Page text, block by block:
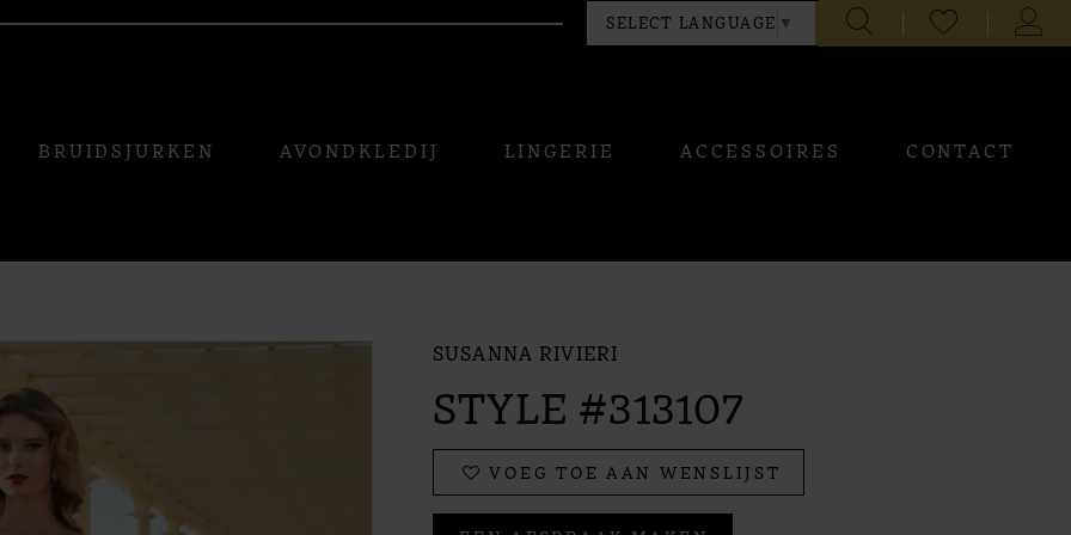
SELECT LANGUAGE ▼
CHECK
WISHLIST
BRUIDSJURKEN AVONDKLEDIJ LINGERIE ACCESSOIRES CONTACT
SUSANNA RIVIERI
STYLE #313107
VOEG TOE AAN WENSLIJST